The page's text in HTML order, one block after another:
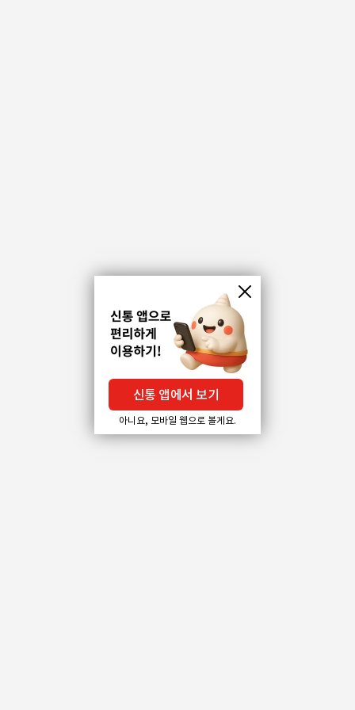
신통 앱에서 보기
아니요, 모바일 웹으로 볼게요.